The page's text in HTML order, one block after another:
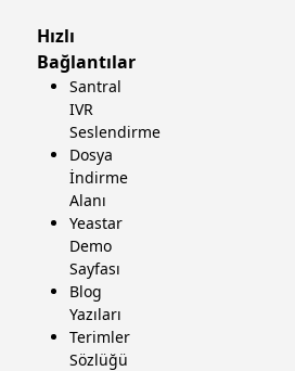
Hızlı
Bağlantılar
Santral
IVR
Seslendirme
Dosya
İndirme
Alanı
Yeastar
Demo
Sayfası
Blog
Yazıları
Terimler
Sözlüğü